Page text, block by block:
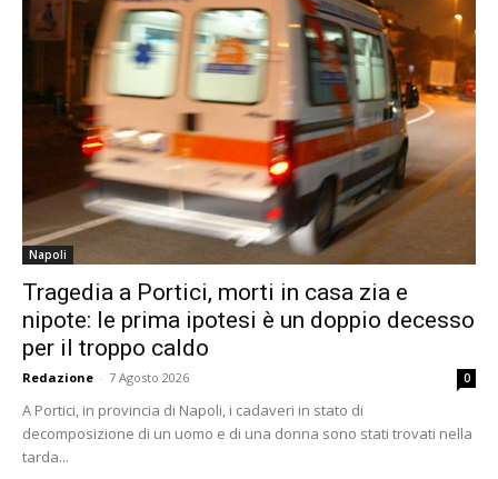
Napoli
Tragedia a Portici, morti in casa zia e
nipote: le prima ipotesi è un doppio decesso
per il troppo caldo
Redazione - 7 Agosto 2026 0
A Portici, in provincia di Napoli, i cadaveri in stato di
decomposizione di un uomo e di una donna sono stati trovati nella
tarda...